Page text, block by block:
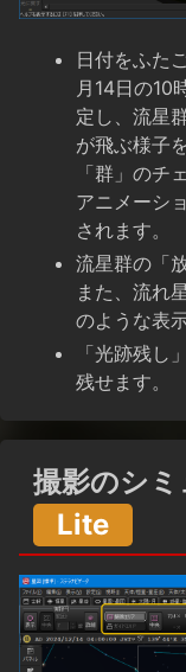
日付をふた
月14日の10
定し、流星
が飛ぶ様子
「群」のチ
アニメーシ
されます。
流星群の「
また、流れ
のような表
「光跡残し
残せます。
撮影のシ
Lite